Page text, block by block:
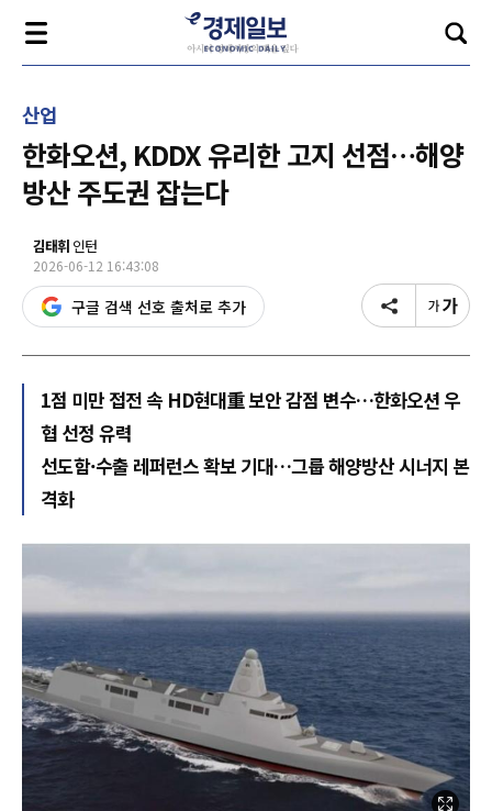
산업
한화오션, KDDX 유리한 고지 선점…해양
방산 주도권 잡는다
김태휘 인턴
2026-06-12 16:43:08
구글 검색 선호 출처로 추가
1점 미만 접전 속 HD현대重 보안 감점 변수…한화오션 우
협 선정 유력
선도함·수출 레퍼런스 확보 기대…그룹 해양방산 시너지 본
격화